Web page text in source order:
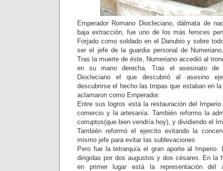
Emperador Romano Diocleciano, dálmata de
baja extracción, fue uno de los más feroces
Forjado como soldado en el Danubio y sobre
ser el jefe de la guardia personal de
Tras la muerte de éste, Numeriano accedió al
en su mano derecha. Tras el asesinato de
Diocleciano el que descubrió al asesino
descubrirse el hecho las tropas que estaban en
aclamaron como Emperador.
Entre sus logros está la restauración del
comercio y la artesanía. También reformo la
corruptos(que bien vendría hoy), y dividiendo el
También reformó el ejercito evitando la
mismo jefe para evitar las sublevaciones.
Pero fue la tetrarquía el gran aporte al Imperio.
dirigidas por dos augustos y dos césares. En la
en primer lugar está la representación del